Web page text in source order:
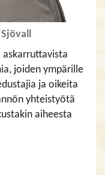
askarruttavista
joiden ympärille
ja oikeita
yhteistyötä
aiheesta